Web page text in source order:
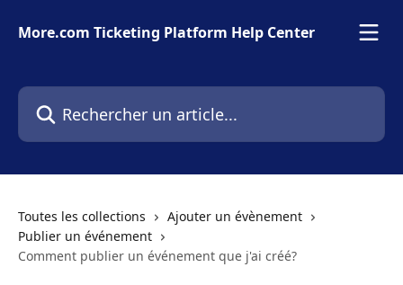
More.com Ticketing Platform Help Center
Rechercher un article...
Toutes les collections
Ajouter un évènement
Publier un événement
Comment publier un événement que j'ai créé?